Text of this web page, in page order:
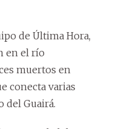
de Última Hora,
en el río
muertos en
conecta varias
del Guairá.